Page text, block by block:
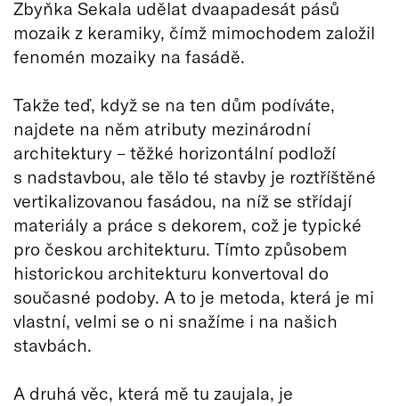
Zbyňka Sekala udělat dvaapadesát pásů
mozaik z keramiky, čímž mimochodem založil
fenomén mozaiky na fasádě.
Takže teď, když se na ten dům podíváte,
najdete na něm atributy mezinárodní
architektury – těžké horizontální podloží
s nadstavbou, ale tělo té stavby je roztříštěné
vertikalizovanou fasádou, na níž se střídají
materiály a práce s dekorem, což je typické
pro českou architekturu. Tímto způsobem
historickou architekturu konvertoval do
současné podoby. A to je metoda, která je mi
vlastní, velmi se o ni snažíme i na našich
stavbách.
A druhá věc, která mě tu zaujala, je